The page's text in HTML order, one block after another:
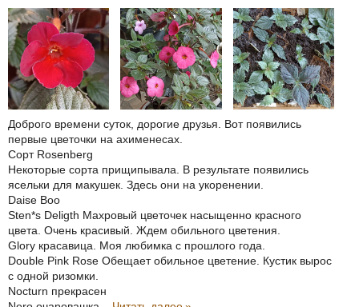
Доброго времени суток, дорогие друзья. Вот появились
первые цветочки на ахименесах.
Сорт Rosenberg
Некоторые сорта прищипывала. В результате появились
ясельки для макушек. Здесь они на укоренении.
Daise Boo
Sten*s Deligth Махровый цветочек насыщенно красного
цвета. Очень красивый. Ждем обильного цветения.
Glory красавица. Моя любимка с прошлого года.
Double Pink Rose Обещает обильное цветение. Кустик вырос
с одной ризомки.
Nocturn прекрасен